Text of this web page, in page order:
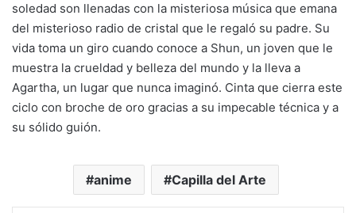
soledad son llenadas con la misteriosa música que emana
del misterioso radio de cristal que le regaló su padre. Su
vida toma un giro cuando conoce a Shun, un joven que le
muestra la crueldad y belleza del mundo y la lleva a
Agartha, un lugar que nunca imaginó. Cinta que cierra este
ciclo con broche de oro gracias a su impecable técnica y a
su sólido guión.
anime Capilla del Arte